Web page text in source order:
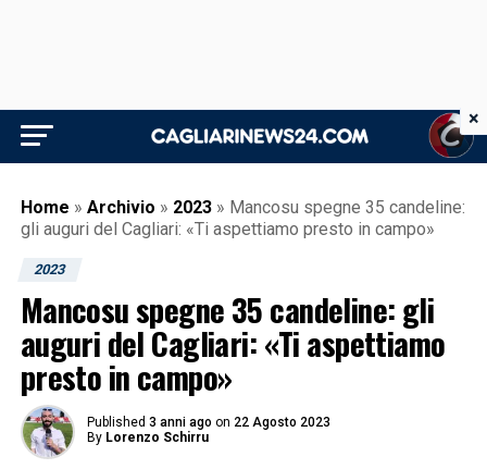
Home » Archivio » 2023 » Mancosu spegne 35 candeline:
gli auguri del Cagliari: «Ti aspettiamo presto in campo»
2023
Mancosu spegne 35 candeline: gli
auguri del Cagliari: «Ti aspettiamo
presto in campo»
Published 3 anni ago on 22 Agosto 2023
By Lorenzo Schirru
×